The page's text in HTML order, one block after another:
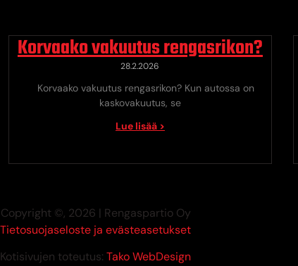
Korvaako vakuutus rengasrikon?
28.2.2026
Korvaako vakuutus rengasrikon? Kun autossa on
kaskovakuutus, se
Lue lisää >
Copyright ©, 2026 | Rengaspartio Oy
Tietosuojaseloste ja evästeasetukset
Kotisivujen toteutus:Tako WebDesign